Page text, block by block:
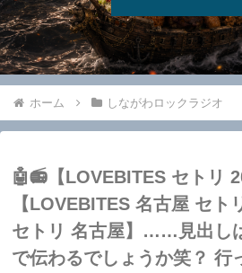
ホーム しながわロックラジオ
🤖📻【LOVEBITES セトリ
【LOVEBITES 名古屋 セト
セトリ 名古屋】……見出し
で伝わるでしょうか笑？ 行